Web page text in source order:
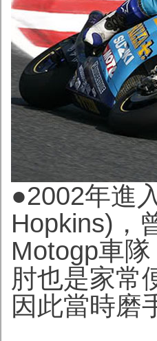
●2002年進
Hopkins)，
Motogp車隊
肘也是家常
因此當時磨